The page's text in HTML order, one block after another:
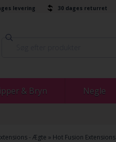
levering 30 dages returret
& Bryn Negle
- Ægte » Hot Fusion Extensions